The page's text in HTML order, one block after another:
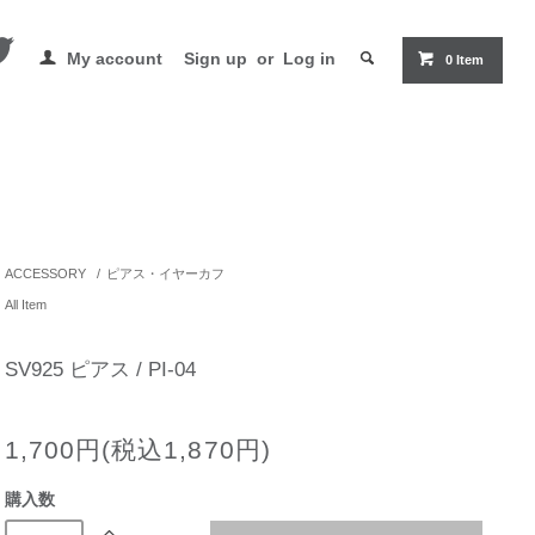
My account Sign up or Log in 0 Item
ACCESSORY / ピアス・イヤーカフ
All Item
SV925 ピアス / PI-04
1,700円(税込1,870円)
購入数